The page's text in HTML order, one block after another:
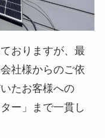
おりますが、最
社様からのご依
たお客様への
ー」まで一貫し